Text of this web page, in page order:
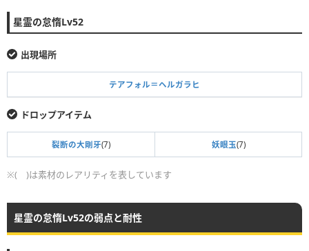
星霊の怠惰Lv52
出現場所
テアフォル＝ヘルガラヒ
ドロップアイテム
裂断の大剛牙(7) 妖眼玉(7)
※( )は素材のレアリティを表しています
星霊の怠惰Lv52の弱点と耐性